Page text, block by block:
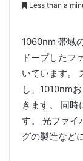
Less than a
1060nm 帯域
ドープしたフ
いています。
し、1010nm
きます。 同時
す。 光ファイ
グの製造など